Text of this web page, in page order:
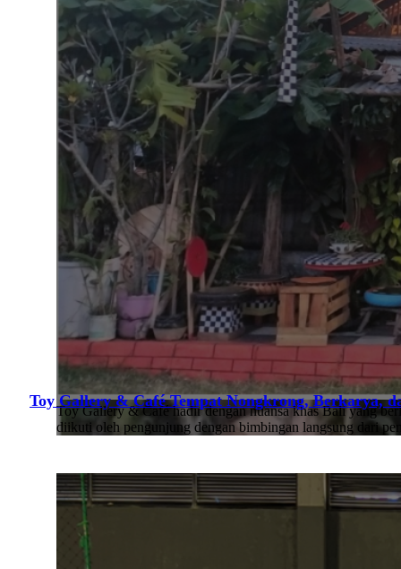
Toy Gallery & Café hadir dengan nuansa khas Bali yang
diikuti oleh pengunjung dengan bimbingan langsung dari
Toy Gallery & Café Tempat Nongkrong, Berkarya,